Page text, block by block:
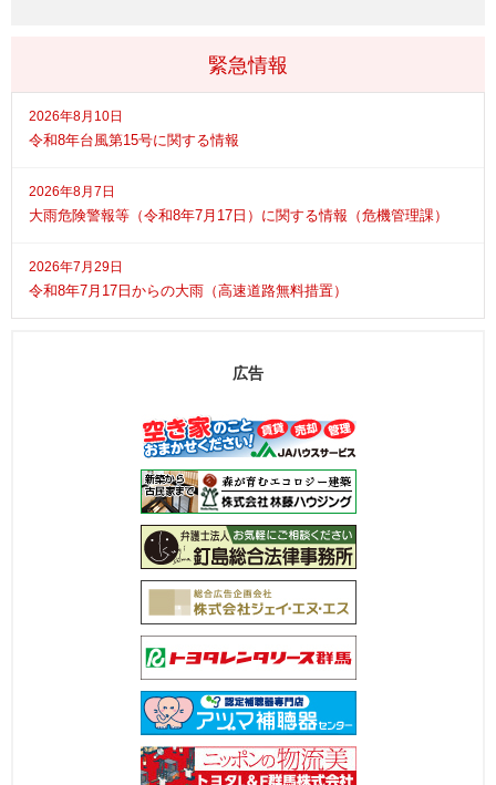
緊急情報
2026年8月10日
令和8年台風第15号に関する情報
2026年8月7日
大雨危険警報等（令和8年7月17日）に関する情報（危機管理課）
2026年7月29日
令和8年7月17日からの大雨（高速道路無料措置）
広告